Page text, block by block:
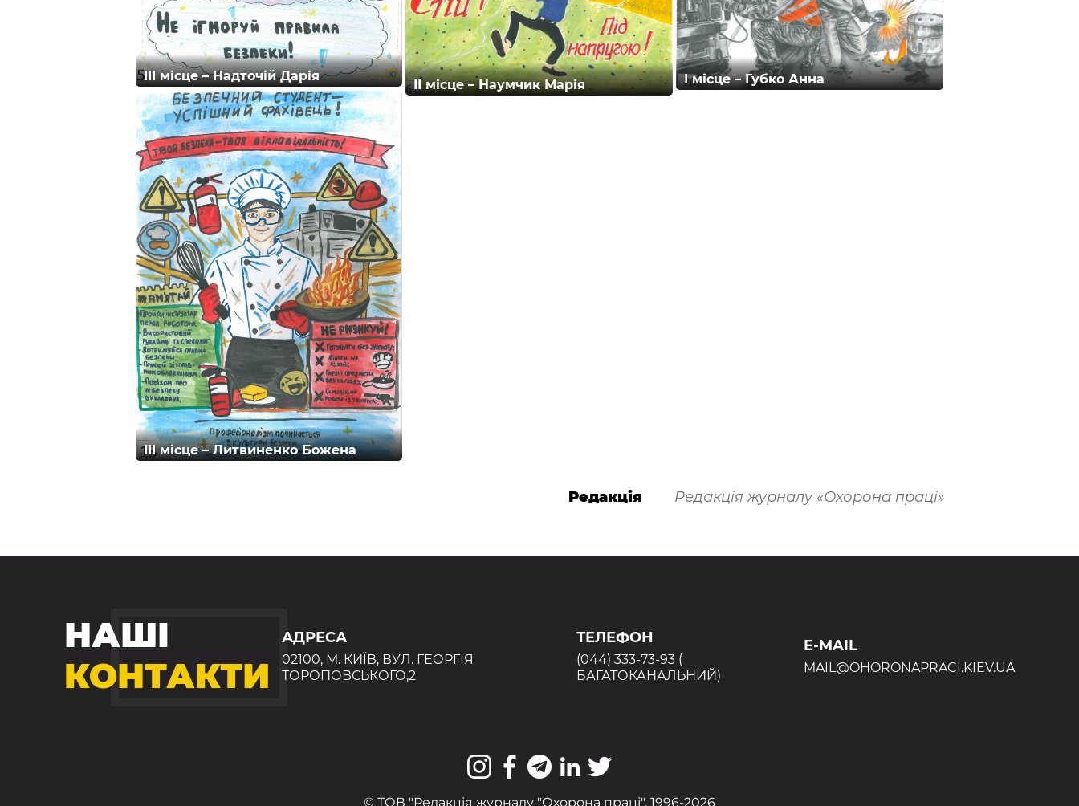
ІІІ місце – Надточій Дарія І місце – Губко Анна
ІІ місце – Наумчик Марія
ІІІ місце – Литвиненко Божена
Редакція Редакція журналу «Охорона праці»
НАШІ
КОНТАКТИ
АДРЕСА
02100, М. КИЇВ, ВУЛ. ГЕОРГІЯ
ТОРОПОВСЬКОГО,2
ТЕЛЕФОН
(044) 333-73-93 (
БАГАТОКАНАЛЬНИЙ)
E-MAIL
MAIL@OHORONAPRACI.KIEV.UA
© ТОВ "Редакція журналу "Охорона праці", 1996-2026